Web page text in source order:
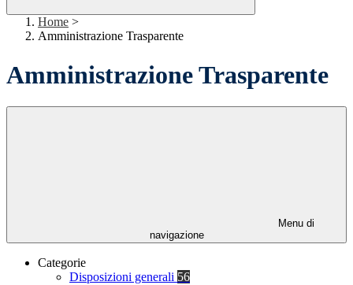
Home >
Amministrazione Trasparente
Amministrazione Trasparente
Menu di
navigazione
Categorie
Disposizioni generali 56